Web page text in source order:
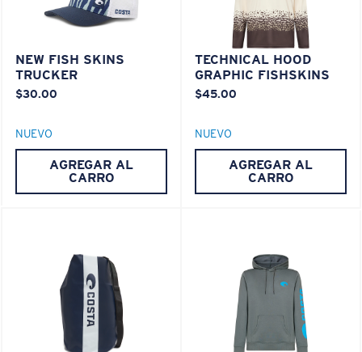
NEW FISH SKINS
TRUCKER
$30.00
NUEVO
AGREGAR AL
CARRO
TECHNICAL HOOD
GRAPHIC FISHSKINS
$45.00
NUEVO
AGREGAR AL
CARRO